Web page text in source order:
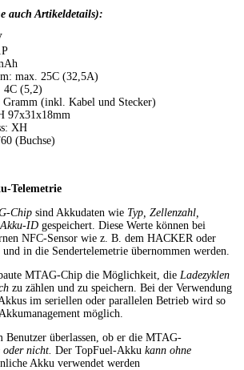
auch Artikeldetails):
max. 25C (32,5A)
4C (5,2)
Gramm (inkl. Kabel und Stecker)
97x31x18mm
XH
(Buchse)
Telemetrie
Chip sind Akkudaten wie Typ, Zellenzahl,
Akku-ID gespeichert. Diese Werte können bei
NFC-Sensor wie z. B. dem HACKER oder
in die Sendertelemetrie übernommen werden.
MTAG-Chip die Möglichkeit, die Ladezyklen
zu zählen und zu speichern. Bei der Verwendung
im seriellen oder parallelen Betrieb wird so
möglich.
Benutzer überlassen, ob er die MTAG-
oder nicht. Der TopFuel-Akku kann ohne
Akku verwendet werden